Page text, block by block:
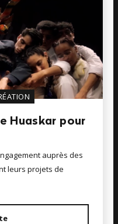
Huaskar pour
auprès des
leurs projets de